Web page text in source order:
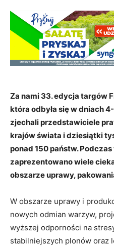
Za nami 33. edycja targów
która odbyła się w dniach
zjechali przedstawiciele
krajów świata i dziesiątki
ponad 150 państw.
zaprezentowano wiele
obszarze uprawy,
W obszarze uprawy i
nowych odmian warzyw,
wyższej odporności na
stabilniejszych plonów oraz